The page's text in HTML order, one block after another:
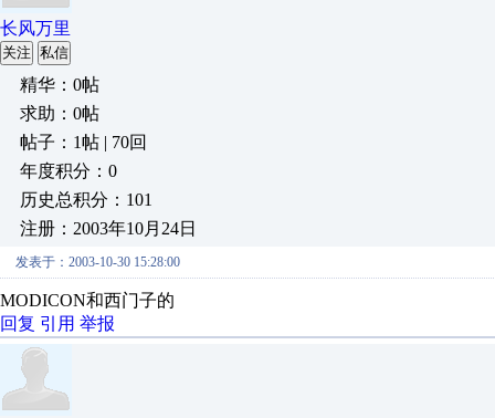
长风万里
关注 私信
精华：0帖
求助：0帖
帖子：1帖 | 70回
年度积分：0
历史总积分：101
注册：2003年10月24日
发表于：2003-10-30 15:28:00
MODICON和西门子的
回复 引用 举报